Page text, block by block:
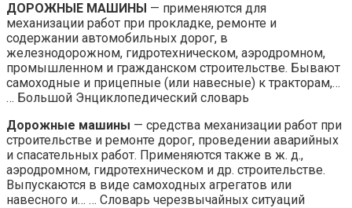
ДОРОЖНЫЕ МАШИНЫ — применяются для
механизации работ при прокладке, ремонте и
содержании автомобильных дорог, в
железнодорожном, гидротехническом, аэродромном,
промышленном и гражданском строительстве. Бывают
самоходные и прицепные (или навесные) к тракторам,…
… Большой Энциклопедический словарь
Дорожные машины — средства механизации работ при
строительстве и ремонте дорог, проведении аварийных
и спасательных работ. Применяются также в ж. д.,
аэродромном, гидротехническом и др. строительстве.
Выпускаются в виде самоходных агрегатов или
навесного и… … Словарь черезвычайных ситуаций